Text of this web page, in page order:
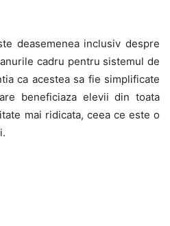
deasemenea inclusiv despre
cadru pentru sistemul de
ca acestea sa fie simplificate
beneficiaza elevii din toata
mai ridicata, ceea ce este o